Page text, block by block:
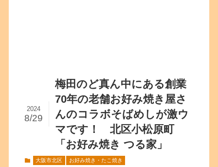
梅田のど真ん中にある創業
70年の老舗お好み焼き屋さ
んのコラボそばめしが激ウ
マです！ 北区小松原町
「お好み焼き つる家」
2024
8/29
大阪市北区 お好み焼き・たこ焼き